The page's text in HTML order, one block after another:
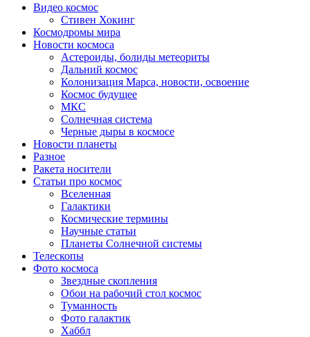
Видео космос
Стивен Хокинг
Космодромы мира
Новости космоса
Астероиды, болиды метеориты
Дальний космос
Колонизация Марса, новости, освоение
Космос будущее
МКС
Солнечная система
Черные дыры в космосе
Новости планеты
Разное
Ракета носители
Статьи про космос
Вселенная
Галактики
Космические термины
Научные статьи
Планеты Солнечной системы
Телескопы
Фото космоса
Звездные скопления
Обои на рабочий стол космос
Туманность
Фото галактик
Хаббл